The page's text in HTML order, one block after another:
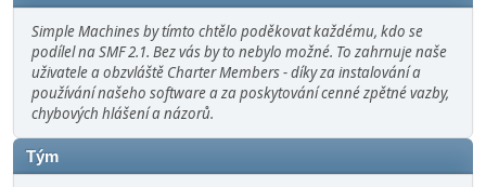
Simple Machines by tímto chtělo poděkovat každému, kdo se
podílel na SMF 2.1. Bez vás by to nebylo možné. To zahrnuje naše
uživatele a obzvláště Charter Members - díky za instalování a
používání našeho software a za poskytování cenné zpětné vazby,
chybových hlášení a názorů.
Tým